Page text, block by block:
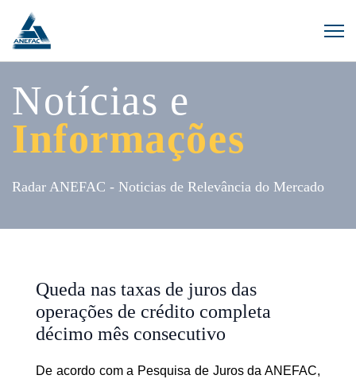
Notícias e
Informações
Radar ANEFAC - Noticias de Relevância do Mercado
Queda nas taxas de juros das
operações de crédito completa
décimo mês consecutivo
De acordo com a Pesquisa de Juros da ANEFAC,